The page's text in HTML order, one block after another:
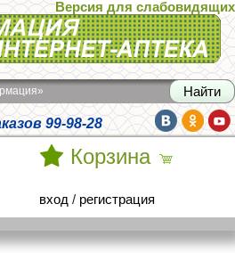
Версия для слабовидящих
99-98-28
Корзина
вход / регистрация